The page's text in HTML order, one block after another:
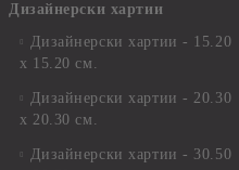
Дизайнерски хартии
Дизайнерски хартии - 15.20
х 15.20 см.
Дизайнерски хартии - 20.30
х 20.30 см.
Дизайнерски хартии - 30.50